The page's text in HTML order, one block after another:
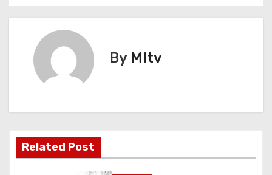
g
o
d
By MItv
Related Post